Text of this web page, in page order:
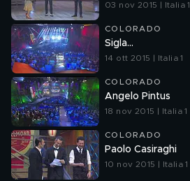
03 nov 2015 | Italia 1
COLORADO
Sigla...
14 ott 2015 | Italia 1
COLORADO
Angelo Pintus
18 nov 2015 | Italia 1
COLORADO
Paolo Casiraghi
10 nov 2015 | Italia 1